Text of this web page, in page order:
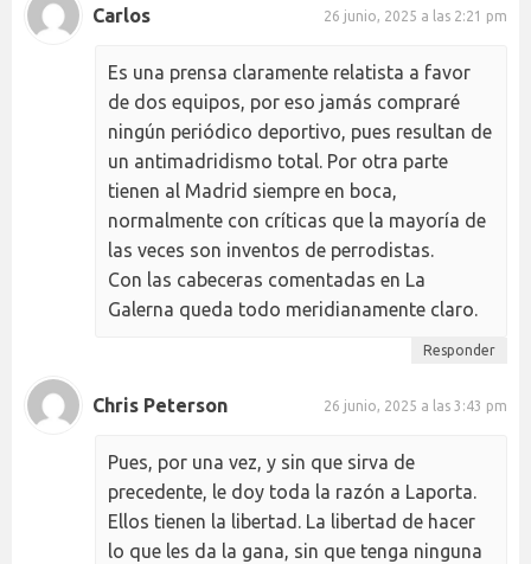
Carlos 26 junio, 2025 a las 2:21 pm
Es una prensa claramente relatista a favor
de dos equipos, por eso jamás compraré
ningún periódico deportivo, pues resultan de
un antimadridismo total. Por otra parte
tienen al Madrid siempre en boca,
normalmente con críticas que la mayoría de
las veces son inventos de perrodistas.
Con las cabeceras comentadas en La
Galerna queda todo meridianamente claro.
Responder
Chris Peterson 26 junio, 2025 a las 3:43 pm
Pues, por una vez, y sin que sirva de
precedente, le doy toda la razón a Laporta.
Ellos tienen la libertad. La libertad de hacer
lo que les da la gana, sin que tenga ninguna